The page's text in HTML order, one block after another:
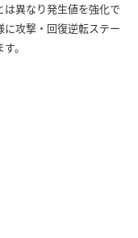
異なり発生値を強化で
に攻撃・回復逆転ステー
。